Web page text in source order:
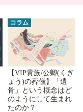
コラム
【VIP貴族/公卿(くぎ
ょう)の葬儀】「遺
骨」という概念はど
のようにして生まれ
たのか？